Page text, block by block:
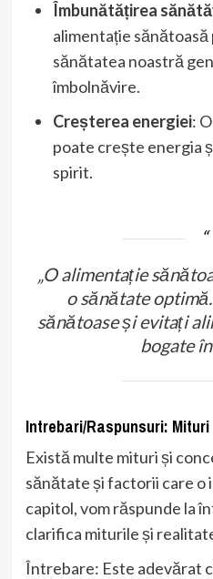
Îmbunătățirea
alimentație
sănătatea noastră
îmbolnăvire.
Creșterea energiei:
poate crește energia
spirit.
„O alimentație
o sănătate
sănătoase și evitați
bogate
Intrebari/Raspunsuri:
Există multe mituri și
sănătate și factorii care o
capitol, vom răspunde la
clarifica miturile și
Întrebare: Este adevărat